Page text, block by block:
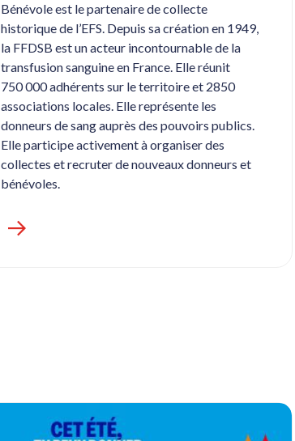
Bénévole est le partenaire de collecte
historique de l’EFS. Depuis sa création en 1949,
la FFDSB est un acteur incontournable de la
transfusion sanguine en France. Elle réunit
750 000 adhérents sur le territoire et 2850
associations locales. Elle représente les
donneurs de sang auprès des pouvoirs publics.
Elle participe activement à organiser des
collectes et recruter de nouveaux donneurs et
bénévoles.